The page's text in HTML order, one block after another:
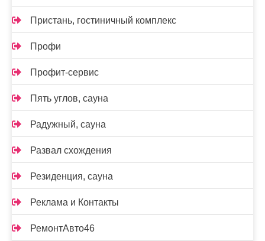
Пристань, гостиничный комплекс
Профи
Профит-сервис
Пять углов, сауна
Радужный, сауна
Развал схождения
Резиденция, сауна
Реклама и Контакты
РемонтАвто46